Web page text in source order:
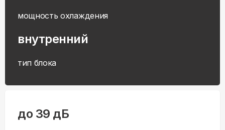
мощность охлаждения
внутренний
тип блока
до 39 дБ